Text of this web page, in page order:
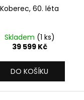
Koberec, 60. léta
Skladem (1 ks)
39 599 Kč
DO KOŠÍKU